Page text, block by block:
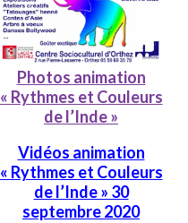
Photos animation
« Rythmes et Couleurs
de l’Inde »
Vidéos animation
« Rythmes et Couleurs
de l’Inde » 30
septembre 2020